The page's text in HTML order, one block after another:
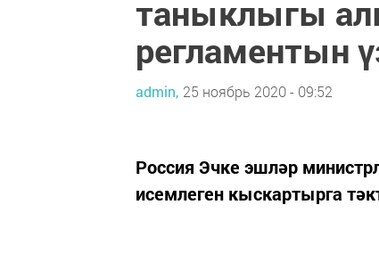
таныклыгы
регламентын
admin, 25 ноябрь 2020 - 09:52
Россия Эчке эшләр
исемлеген кыскартырга